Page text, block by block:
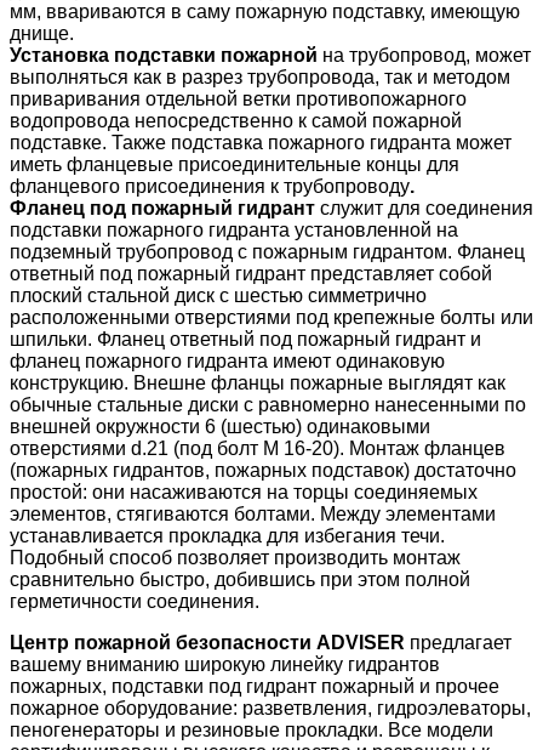
мм, ввариваются в саму пожарную подставку, имеющую
днище.
Установка подставки пожарной на трубопровод, может
выполняться как в разрез трубопровода, так и методом
приваривания отдельной ветки противопожарного
водопровода непосредственно к самой пожарной
подставке. Также подставка пожарного гидранта может
иметь фланцевые присоединительные концы для
фланцевого присоединения к трубопроводу.
Фланец под пожарный гидрант служит для соединения
подставки пожарного гидранта установленной на
подземный трубопровод с пожарным гидрантом. Фланец
ответный под пожарный гидрант представляет собой
плоский стальной диск с шестью симметрично
расположенными отверстиями под крепежные болты или
шпильки. Фланец ответный под пожарный гидрант и
фланец пожарного гидранта имеют одинаковую
конструкцию. Внешне фланцы пожарные выглядят как
обычные стальные диски с равномерно нанесенными по
внешней окружности 6 (шестью) одинаковыми
отверстиями d.21 (под болт М 16-20). Монтаж фланцев
(пожарных гидрантов, пожарных подставок) достаточно
простой: они насаживаются на торцы соединяемых
элементов, стягиваются болтами. Между элементами
устанавливается прокладка для избегания течи.
Подобный способ позволяет производить монтаж
сравнительно быстро, добившись при этом полной
герметичности соединения.
Центр пожарной безопасности ADVISER предлагает
вашему вниманию широкую линейку гидрантов
пожарных, подставки под гидрант пожарный и прочее
пожарное оборудование: разветвления, гидроэлеваторы,
пеногенераторы и резиновые прокладки. Все модели